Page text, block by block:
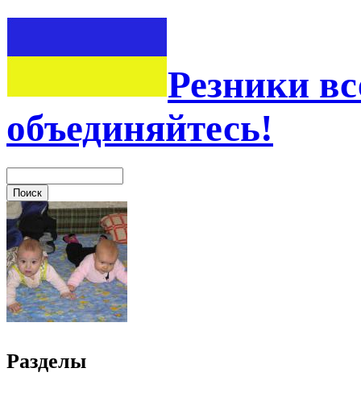
Резники
объединяйтесь!
Разделы